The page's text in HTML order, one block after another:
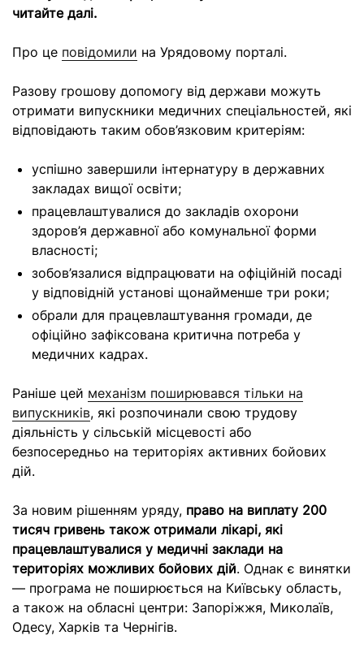
читайте далі.
Про це повідомили на Урядовому порталі.
Разову грошову допомогу від держави можуть
отримати випускники медичних спеціальностей, які
відповідають таким обов’язковим критеріям:
успішно завершили інтернатуру в державних
закладах вищої освіти;
працевлаштувалися до закладів охорони
здоров’я державної або комунальної форми
власності;
зобов’язалися відпрацювати на офіційній посаді
у відповідній установі щонайменше три роки;
обрали для працевлаштування громади, де
офіційно зафіксована критична потреба у
медичних кадрах.
Раніше цей механізм поширювався тільки на
випускників, які розпочинали свою трудову
діяльність у сільській місцевості або
безпосередньо на територіях активних бойових
дій.
За новим рішенням уряду, право на виплату 200
тисяч гривень також отримали лікарі, які
працевлаштувалися у медичні заклади на
територіях можливих бойових дій. Однак є винятки
— програма не поширюється на Київську область,
а також на обласні центри: Запоріжжя, Миколаїв,
Одесу, Харків та Чернігів.